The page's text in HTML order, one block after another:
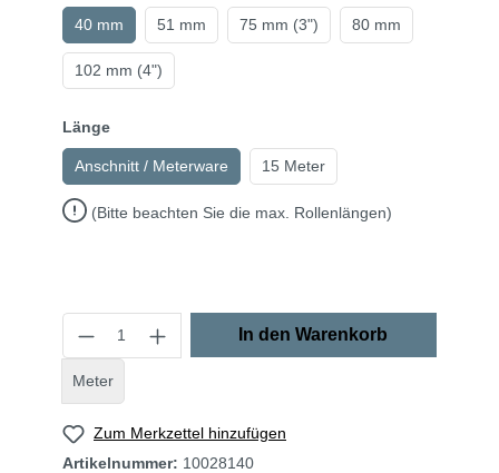
40 mm 51 mm 75 mm (3") 80 mm
102 mm (4")
Länge
Anschnitt / Meterware 15 Meter
(Bitte beachten Sie die max. Rollenlängen)
Meter
In den Warenkorb
Zum Merkzettel hinzufügen
Artikelnummer: 10028140